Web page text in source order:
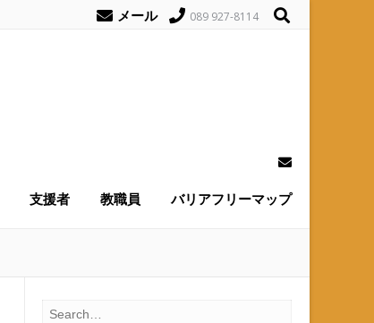
メール 089 927-8114
支援者 教職員 バリアフリーマップ